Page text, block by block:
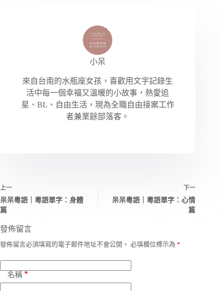
小呆
來自台南的水瓶座女孩，喜歡用文字記錄生
活中每一個幸福又溫暖的小故事，熱愛追
星、BL、自由生活，現為全職自由接案工作
者兼業餘部落客。
上一
呆呆粵語｜粵語單字：身體
篇
下一
呆呆粵語｜粵語單字：心情
篇
發佈留言
發佈留言必須填寫的電子郵件地址不會公開。 必填欄位標示為 *
名稱*
A
t
e